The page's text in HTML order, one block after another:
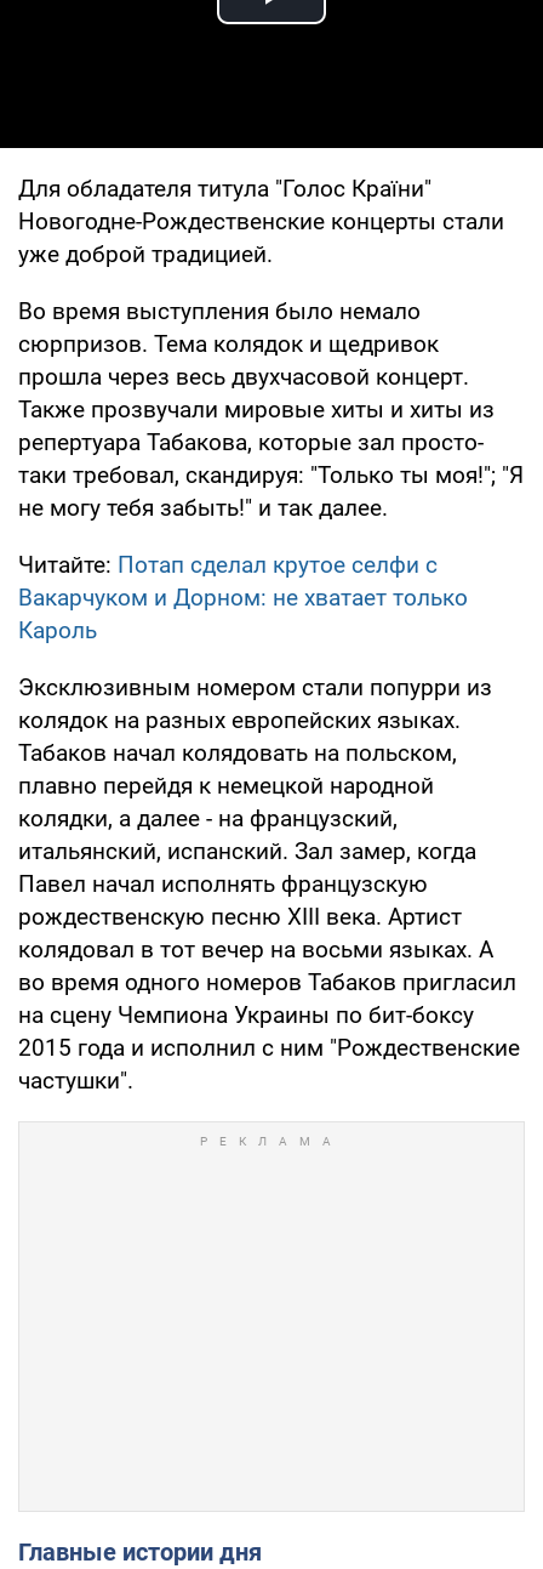
Play Video
Для обладателя титула "Голос Країни"
Новогодне-Рождественские концерты стали
уже доброй традицией.
Во время выступления было немало
сюрпризов. Тема колядок и щедривок
прошла через весь двухчасовой концерт.
Также прозвучали мировые хиты и хиты из
репертуара Табакова, которые зал просто-
таки требовал, скандируя: "Только ты моя!"; "Я
не могу тебя забыть!" и так далее.
Читайте: Потап сделал крутое селфи с
Вакарчуком и Дорном: не хватает только
Кароль
Эксклюзивным номером стали попурри из
колядок на разных европейских языках.
Табаков начал колядовать на польском,
плавно перейдя к немецкой народной
колядки, а далее - на французский,
итальянский, испанский. Зал замер, когда
Павел начал исполнять французскую
рождественскую песню XIII века. Артист
колядовал в тот вечер на восьми языках. А
во время одного номеров Табаков пригласил
на сцену Чемпиона Украины по бит-боксу
2015 года и исполнил с ним "Рождественские
частушки".
Главные истории дня